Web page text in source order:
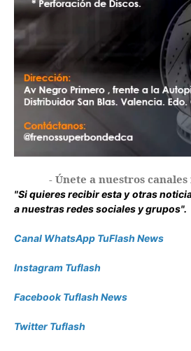
- Únete a nuestros
"Si quieres recibir esta y otras
a nuestras redes sociales y grupos".
Canal WhatsApp TuFlash News
Instagram Tuflash
Facebook Tuflash News
Twitter Tuflash